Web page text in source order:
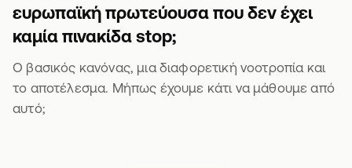
ευρωπαϊκή πρωτεύουσα που δεν έχει
καμία πινακίδα stop;
Ο βασικός κανόνας, μια διαφορετική νοοτροπία και
το αποτέλεσμα. Μήπως έχουμε κάτι να μάθουμε από
αυτό;